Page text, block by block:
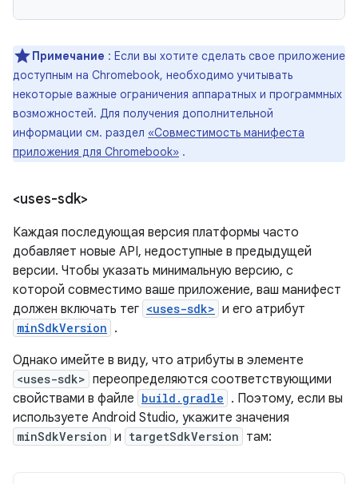
Примечание : Если вы хотите сделать свое приложение
доступным на Chromebook, необходимо учитывать
некоторые важные ограничения аппаратных и программных
возможностей. Для получения дополнительной
информации см. раздел «Совместимость манифеста
приложения для Chromebook» .
<uses-sdk>
Каждая последующая версия платформы часто
добавляет новые API, недоступные в предыдущей
версии. Чтобы указать минимальную версию, с
которой совместимо ваше приложение, ваш манифест
должен включать тег <uses-sdk> и его атрибут
minSdkVersion .
Однако имейте в виду, что атрибуты в элементе
<uses-sdk> переопределяются соответствующими
свойствами в файле build.gradle . Поэтому, если вы
используете Android Studio, укажите значения
minSdkVersion и targetSdkVersion там: